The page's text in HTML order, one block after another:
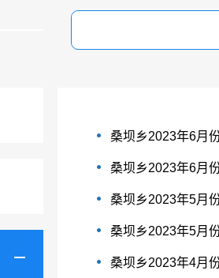
桑坝乡2023年6月
桑坝乡2023年6月
桑坝乡2023年5月
桑坝乡2023年5月
桑坝乡2023年4月